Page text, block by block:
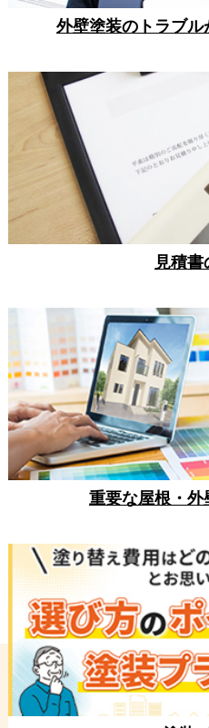
外壁塗装のトラブ
見積書
重要な屋根・